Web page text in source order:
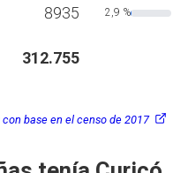
8935 2,9 %
312.755
base en el censo de 2017